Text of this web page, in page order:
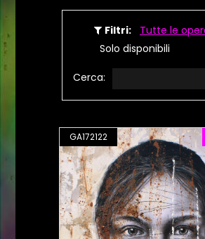
Filtri:
Tutte le
Solo disponibili
Cerca:
GA172122